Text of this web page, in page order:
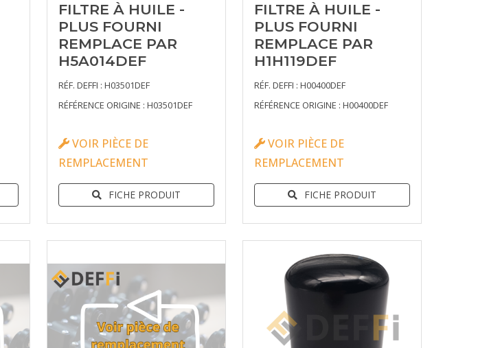
FILTRE À HUILE -
PLUS FOURNI
REMPLACE PAR
H5A014DEF
RÉF. DEFFI : H03501DEF
RÉFÉRENCE ORIGINE : H03501DEF
VOIR PIÈCE DE
REMPLACEMENT
FICHE PRODUIT
FILTRE À HUILE -
PLUS FOURNI
REMPLACE PAR
H1H119DEF
RÉF. DEFFI : H00400DEF
RÉFÉRENCE ORIGINE : H00400DEF
VOIR PIÈCE DE
REMPLACEMENT
FICHE PRODUIT